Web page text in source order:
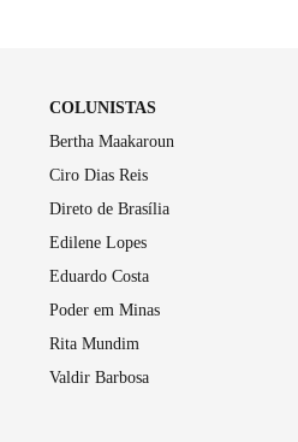
COLUNISTAS
Bertha Maakaroun
Ciro Dias Reis
Direto de Brasília
Edilene Lopes
Eduardo Costa
Poder em Minas
Rita Mundim
Valdir Barbosa